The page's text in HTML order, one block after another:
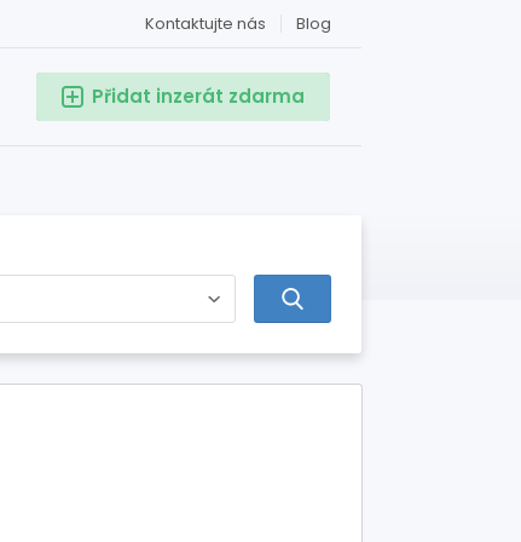
Blog
Kontaktujte nás
Přidat inzerát zdarma